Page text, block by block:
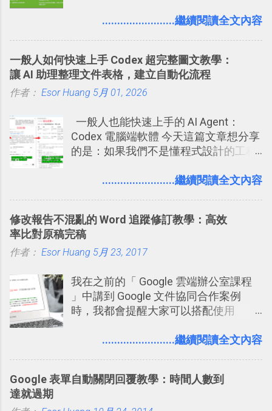
卡片不再落落長？專案管理的5個關鍵
子彈筆記？我的 Trello GTD 方法範例看
板分享
鴉牆上，從而禁止可能的祕密被你其他
介紹文章： 把不同筆記中的待辦清單統
大綱收合、目錄連結、錨點連結，整理
超長筆記應用案例分享 新功能教學： 會
議記錄不麻煩！我常用兩個 Evernote AI
學： Evernote 新增類似 Google 文件的
「免帳號登入」多人同步編輯功能
........................繼續閱讀全文內容
一般人如何快速上手 Codex 超完整圖文教學：
讓 AI 助理整理文件表格，建立自動化流程
作者： Esor Huang 5月 01, 2026
一般人也能快速上手的 AI Agent：
Codex 電腦端軟體 今天這篇文章想分享
的是：如果我們不是懂程式設計的工程
（ChatGPT） 的 Codex 工具？ 如何用
打造一個更自動化的電腦工作流程。
........................繼續閱讀全文內容
修改報告不混亂的 Word 追蹤修訂教學：高效
率比對原稿完稿
作者： Esor Huang 5月 23, 2017
我在之前的「 Google 雲端辦公室課程
」中講到 Google 文件協同合作案例
時，我都會提醒大家可以搭配使用
多人編輯同一份報告、文章時更加條理
Word 上優秀的文書編輯老傳統：「
........................繼續閱讀全文內容
Google 表單自動關閉回覆教學：時間人數到
達就過期